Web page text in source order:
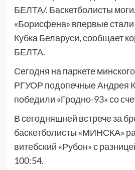
БЕЛТА/. Баскетболисты
«Борисфена» впервые
Кубка Беларуси, сообщает
БЕЛТА.
Сегодня на паркете
РГУОР подопечные Андрея
победили «Гродно-93» со
В сегодняшней встрече за
баскетболисты «МИНСКА»
витебский «Рубон» с
100:54.